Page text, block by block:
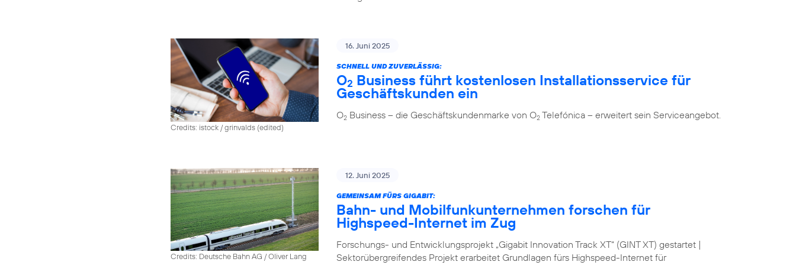
Credits: istock / grinvalds (edited)
16. Juni 2025
SCHNELL UND ZUVERLÄSSIG:
O2 Business führt kostenlosen Installationsservice für
Geschäftskunden ein
O2 Business – die Geschäftskundenmarke von O2 Telefónica – erweitert sein Serviceangebot.
Credits: Deutsche Bahn AG / Oliver Lang
12. Juni 2025
GEMEINSAM FÜRS GIGABIT:
Bahn- und Mobilfunkunternehmen forschen für
Highspeed-Internet im Zug
Forschungs- und Entwicklungsprojekt „Gigabit Innovation Track XT“ (GINT XT) gestartet |
Sektorübergreifendes Projekt erarbeitet Grundlagen fürs Highspeed-Internet für